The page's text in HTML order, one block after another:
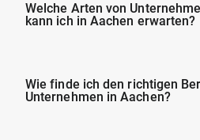
Welche Arten von
kann ich in Aachen erwarten?
Wie finde ich den richtigen
Unternehmen in Aachen?